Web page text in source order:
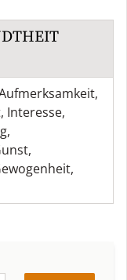
,
, Interesse,
,
,
,